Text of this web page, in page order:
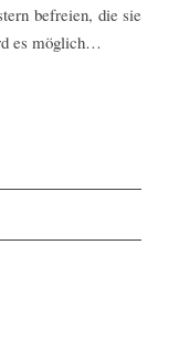
befreien, die sie
es möglich…